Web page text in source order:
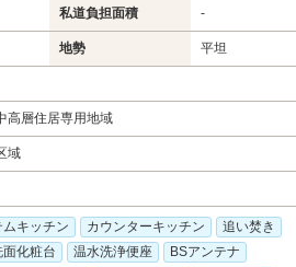
私道負担面積 -
地勢 平坦
高層住居専用地域
域
ムキッチン カウンターキッチン
追い焚き
化粧台
温水洗浄便座
BSアンテナ